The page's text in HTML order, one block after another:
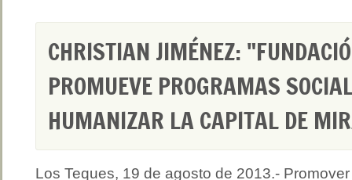
CHRISTIAN JIMÉNEZ:
PROMUEVE PROGRAMAS
HUMANIZAR LA CAPITAL DE
Los Teques, 19 de agosto de 2013.-